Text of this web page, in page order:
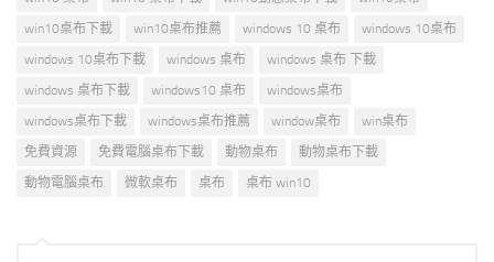
win10桌布下載
win10桌布推薦 windows 10 桌布
windows 10桌布
windows 10桌布下載
windows 桌布
windows 桌布 下載
windows 桌布下載
windows10 桌布
windows桌布
windows桌布下載
windows桌布推薦 window桌布
win桌布
免費資源
免費電腦桌布下載 動物桌布
動物桌布下載
動物電腦桌布
微軟桌布 桌布 桌布 win10